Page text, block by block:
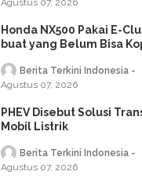
Agustus 07, 2026
Honda NX500 Pakai E-
buat yang Belum Bisa
Berita Terkini Indonesia
Agustus 07, 2026
PHEV Disebut Solusi
Mobil Listrik
Berita Terkini Indonesia
Agustus 07, 2026